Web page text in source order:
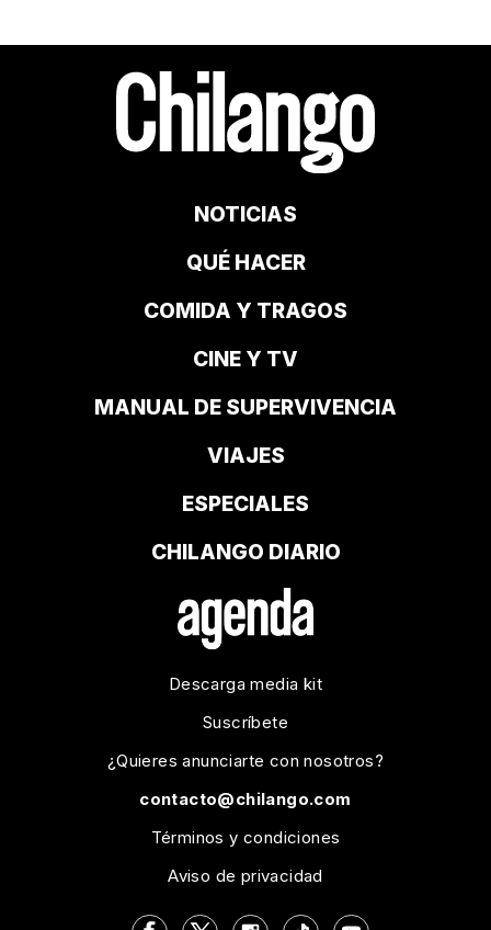
NOTICIAS
QUÉ HACER
COMIDA Y TRAGOS
CINE Y TV
MANUAL DE SUPERVIVENCIA
VIAJES
ESPECIALES
CHILANGO DIARIO
Descarga media kit
Suscríbete
¿Quieres anunciarte con nosotros?
contacto@chilango.com
Términos y condiciones
Aviso de privacidad